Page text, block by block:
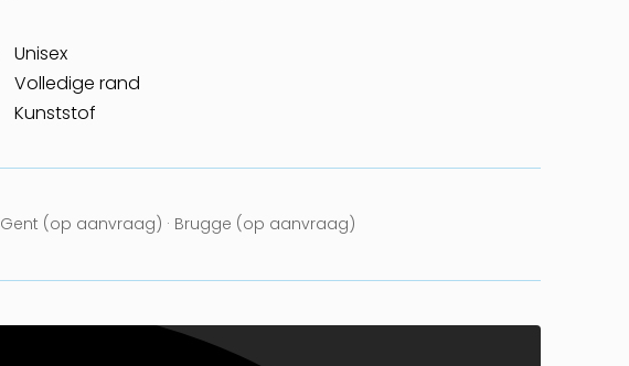
Unisex
Volledige rand
Kunststof
Gent (op aanvraag) · Brugge (op aanvraag)